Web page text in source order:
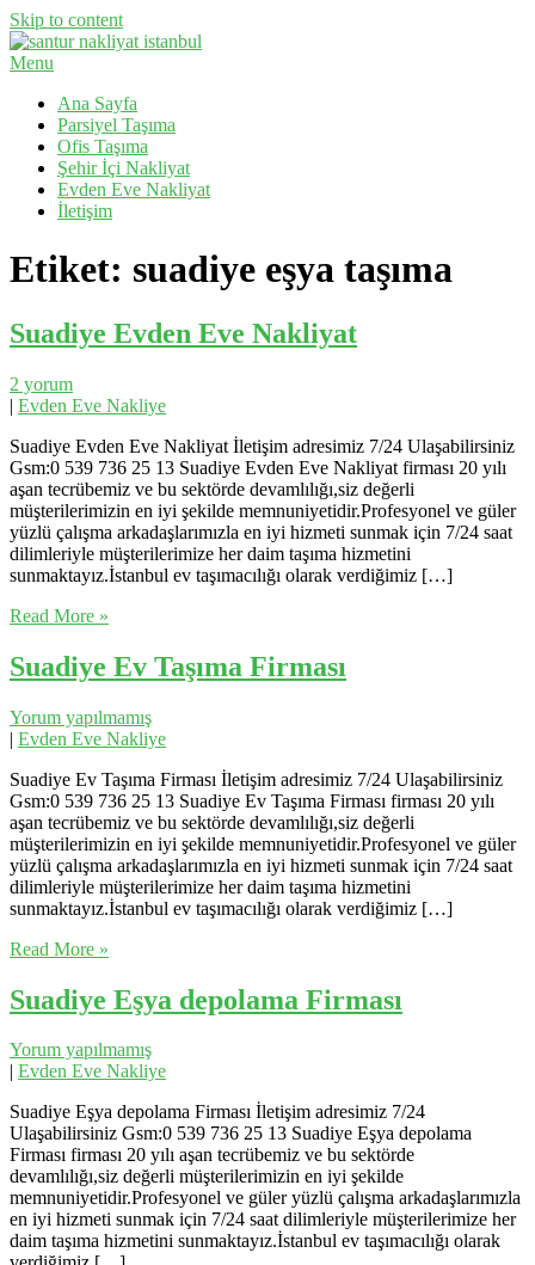
Skip to content
Santur Nakliyat
Menu
Ana Sayfa
Parsiyel Taşıma
Ofis Taşıma
Şehir İçi Nakliyat
Evden Eve Nakliyat
İletişim
Etiket: suadiye eşya taşıma
Suadiye Evden Eve Nakliyat
2 yorum
| Evden Eve Nakliye
Suadiye Evden Eve Nakliyat İletişim adresimiz 7/24 Ulaşabilirsiniz
Gsm:0 539 736 25 13 Suadiye Evden Eve Nakliyat firması 20 yılı
aşan tecrübemiz ve bu sektörde devamlılığı,siz değerli
müşterilerimizin en iyi şekilde memnuniyetidir.Profesyonel ve güler
yüzlü çalışma arkadaşlarımızla en iyi hizmeti sunmak için 7/24 saat
dilimleriyle müşterilerimize her daim taşıma hizmetini
sunmaktayız.İstanbul ev taşımacılığı olarak verdiğimiz […]
Read More »
Suadiye Ev Taşıma Firması
Yorum yapılmamış
| Evden Eve Nakliye
Suadiye Ev Taşıma Firması İletişim adresimiz 7/24 Ulaşabilirsiniz
Gsm:0 539 736 25 13 Suadiye Ev Taşıma Firması firması 20 yılı
aşan tecrübemiz ve bu sektörde devamlılığı,siz değerli
müşterilerimizin en iyi şekilde memnuniyetidir.Profesyonel ve güler
yüzlü çalışma arkadaşlarımızla en iyi hizmeti sunmak için 7/24 saat
dilimleriyle müşterilerimize her daim taşıma hizmetini
sunmaktayız.İstanbul ev taşımacılığı olarak verdiğimiz […]
Read More »
Suadiye Eşya depolama Firması
Yorum yapılmamış
| Evden Eve Nakliye
Suadiye Eşya depolama Firması İletişim adresimiz 7/24
Ulaşabilirsiniz Gsm:0 539 736 25 13 Suadiye Eşya depolama
Firması firması 20 yılı aşan tecrübemiz ve bu sektörde
devamlılığı,siz değerli müşterilerimizin en iyi şekilde
memnuniyetidir.Profesyonel ve güler yüzlü çalışma arkadaşlarımızla
en iyi hizmeti sunmak için 7/24 saat dilimleriyle müşterilerimize her
daim taşıma hizmetini sunmaktayız.İstanbul ev taşımacılığı olarak